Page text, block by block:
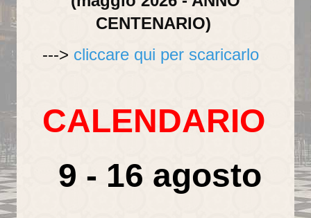
La torre campanaria
Gli Alabardieri
La Corona Ferrea
I grandi Cicli Decorativi
CENTENARIO)
---> cliccare qui per scaricarlo
CALENDARIO
9 - 16 agosto